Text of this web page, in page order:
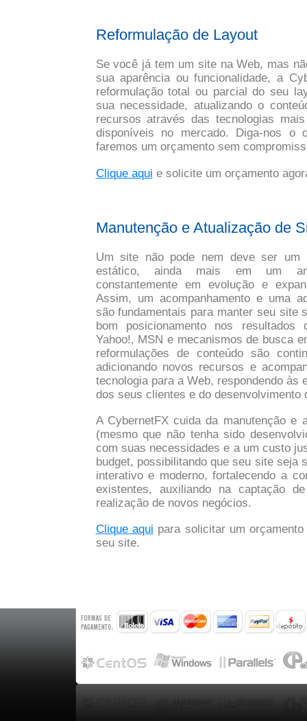
Reformulação de Layout
Se você já tem um site na Web, mas
sua aparência ou funcionalidade, a
reformulação total ou parcial do seu
sua necessidade, atualizando o
recursos através das tecnologias
disponíveis no mercado. Diga-nos o
faremos um orçamento sem
Clique aqui e solicite um orçamento
Manutenção e Atualização de
Um site não pode nem deve ser um
estático, ainda mais em um
constantemente em evolução e
Assim, um acompanhamento e uma
são fundamentais para manter seu site
bom posicionamento nos
Yahoo!, MSN e mecanismos de busca
reformulações de conteúdo são
adicionando novos recursos e
tecnologia para a Web, respondendo às
dos seus clientes e do desenvolvimento
A CybernetFX cuida da manutenção e
(mesmo que não tenha sido
com suas necessidades e a um custo
budget, possibilitando que seu site seja
interativo e moderno, fortalecendo a
existentes, auxiliando na captação
realização de novos negócios.
Clique aqui para solicitar um
seu site.